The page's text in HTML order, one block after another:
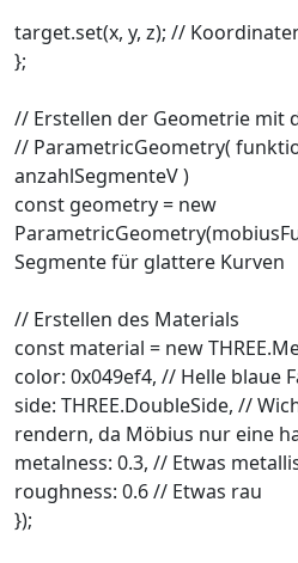
target.set(x, y, z); //
};
// Erstellen der Geometrie mit
// ParametricGeometry(
anzahlSegmenteV )
const geometry = new
Segmente für glattere Kurven
// Erstellen des Materials
const material = new
color: 0x049ef4, // Helle blaue
side: THREE.DoubleSide, //
rendern, da Möbius nur eine
metalness: 0.3, // Etwas
roughness: 0.6 // Etwas rau
});